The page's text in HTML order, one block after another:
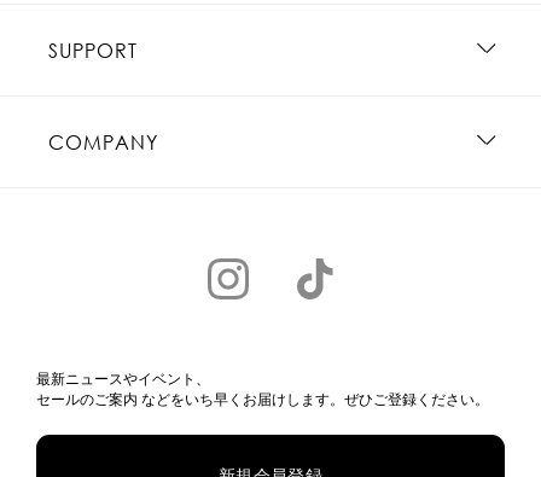
SUPPORT
COMPANY
最新ニュースやイベント、
セールのご案内 などをいち早くお届けします。ぜひご登録ください。